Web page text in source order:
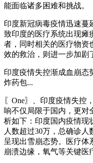
能面临诸多困难和挑战。
印度新冠病毒疫情迅速蔓
致印度的医疗系统出现瘫
者，同时相关的医疗物资
效的救治，则进一步加剧
印度疫情失控渐成血崩态
炸药包...
〖One〗、印度疫情失控
响不仅局限于国内，更对
析如下：印度国内疫情现
人数超过30万，总确诊人
呈现出雪崩态势。医疗体
崩溃边缘，氧气等关键医